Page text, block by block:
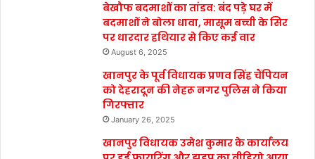
बेखौफ बदमाशों का तांडव: बंद पड़े घर में
बदमाशों ने बोला धावा, मासूम बच्ची के सिर
पर धारदार हथियार से किए कई वार
August 6, 2025
खानपुर के पूर्व विधायक प्रणव सिंह चैंपियन
को देहरादून की नेहरू नगर पुलिस ने किया
गिरफ्तार
January 26, 2025
खानपुर विधायक उमेश कुमार के कार्यालय